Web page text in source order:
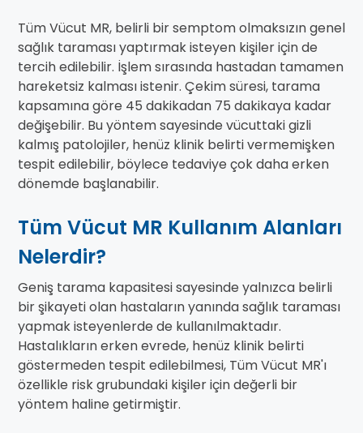
Tüm Vücut MR, belirli bir semptom olmaksızın genel
sağlık taraması yaptırmak isteyen kişiler için de
tercih edilebilir. İşlem sırasında hastadan tamamen
hareketsiz kalması istenir. Çekim süresi, tarama
kapsamına göre 45 dakikadan 75 dakikaya kadar
değişebilir. Bu yöntem sayesinde vücuttaki gizli
kalmış patolojiler, henüz klinik belirti vermemişken
tespit edilebilir, böylece tedaviye çok daha erken
dönemde başlanabilir.
Tüm Vücut MR Kullanım Alanları
Nelerdir?
Geniş tarama kapasitesi sayesinde yalnızca belirli
bir şikayeti olan hastaların yanında sağlık taraması
yapmak isteyenlerde de kullanılmaktadır.
Hastalıkların erken evrede, henüz klinik belirti
göstermeden tespit edilebilmesi, Tüm Vücut MR'ı
özellikle risk grubundaki kişiler için değerli bir
yöntem haline getirmiştir.